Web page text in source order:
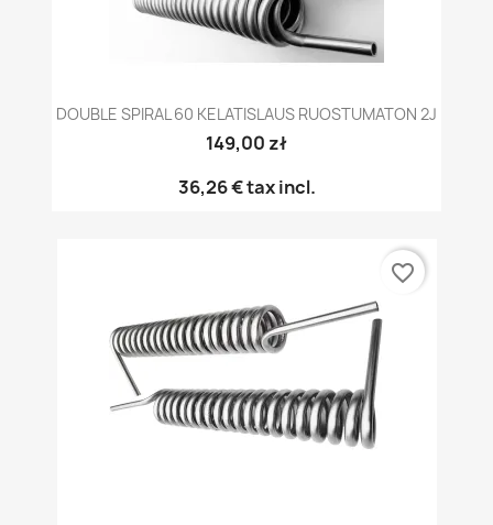
DOUBLE SPIRAL 60 KELATISLAUS RUOSTUMATON 2J
149,00 zł
36,26 €tax incl.
favorite_border